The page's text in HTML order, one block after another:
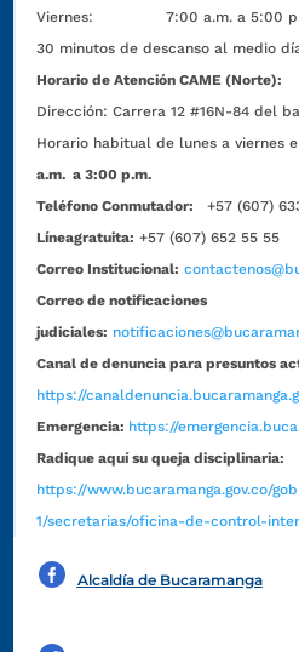
Viernes: 7:00 a.m. a 5:00 p.m.
30 minutos de descanso al medio
Horario de Atención CAME (Norte):
Dirección:Carrera 12 #16N-84 del
Horario habitual de lunes a viernes
a.m. a 3:00 p.m.
Teléfono Conmutador:
+57 (607)
Líneagratuita: +57 (607) 652 55 55
Correo Institucional:
Correo de notificaciones
judiciales:
Canal de denuncia para presuntos
https://
Emergencia: https://
Radique aquí su queja disciplinaria:
https://www.bucaramanga.gov.co/
1/secretarias/oficina-de-control-
Alcaldía de Bucaramanga